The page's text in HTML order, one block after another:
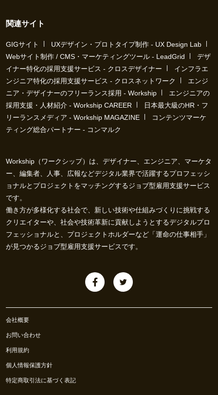
関連サイト
GIGサイト
UXデザイン・プロトタイプ制作 - UX Design Lab
Webサイト制作 / CMS・マーケティングツール - LeadGrid
デザ
イナー特化の採用支援サービス - クロスデザイナー
インフラエ
ンジニア特化の採用支援サービス - クロスネットワーク
エンジ
ニア・デザイナーのフリーランス採用 - Workship
エンジニアの
採用支援・人材紹介 - Workship CAREER
日本最大級のHR・フ
リーランスメディア - Workship MAGAZINE
コンテンツマーケ
ティング総合パートナー - コンマルク
Workship（ワークシップ）は、デザイナー、エンジニア、マーケタ
ー、編集者、人事、広報などデジタル業界で活躍するプロフェッシ
ョナルとプロジェクトをマッチングするジョブ型雇用支援サービス
です。
働き方が多様化する社会で、新しい技術や仕組みづくりに挑戦する
クリエイターや、社会や技術革新に貢献しようとするデジタルプロ
フェッショナルと、プロジェクトホルダーなど「運命の仕事相手」
が見つかるジョブ型雇用支援サービスです。
会社概要
お問い合わせ
利用規約
個人情報保護方針
特定商取引法に基づく表記